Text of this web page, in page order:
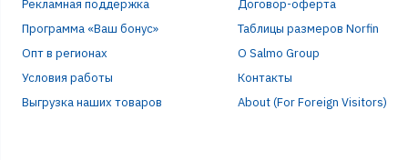
Рекламная поддержка
Программа «Ваш бонус»
Опт в регионах
Условия работы
Выгрузка наших товаров
Договор-оферта
Таблицы размеров Norfin
О Salmo Group
Контакты
About (For Foreign Visitors)